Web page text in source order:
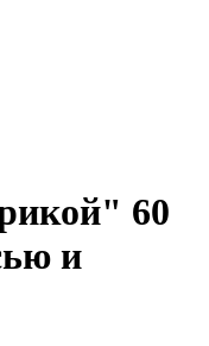
60
и